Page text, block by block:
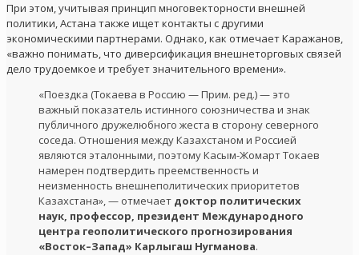
При этом, учитывая принцип многовекторности внешней
политики, Астана также ищет контакты с другими
экономическими партнерами. Однако, как отмечает Каражанов,
«важно понимать, что диверсификация внешнеторговых связей
дело трудоемкое и требует значительного времени».
«Поездка (Токаева в Россию — Прим. ред.) — это
важный показатель истинного союзничества и знак
публичного дружелюбного жеста в сторону северного
соседа. Отношения между Казахстаном и Россией
являются эталонными, поэтому Касым-Жомарт Токаев
намерен подтвердить преемственность и
неизменность внешнеполитических приоритетов
Казахстана», — отмечает доктор политических
наук, профессор, президент Международного
центра геополитического прогнозирования
«Восток–Запад» Карлыгаш Нугманова.